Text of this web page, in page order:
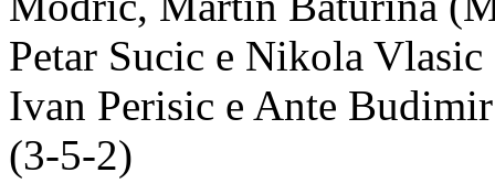
Petar Sucic e Nikola
Ivan Perisic e Ante
(3-5-2)